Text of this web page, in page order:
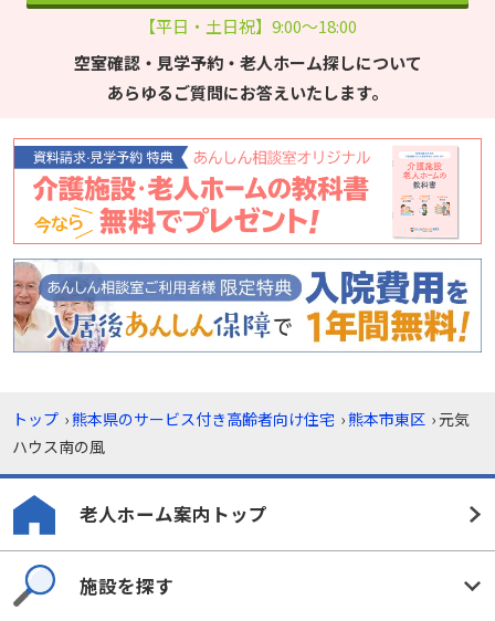
【平日・土日祝】9:00～18:00
空室確認・見学予約・老人ホーム探しについて
あらゆるご質問にお答えいたします。
トップ ›熊本県のサービス付き高齢者向け住宅 ›熊本市東区 ›元気
ハウス南の風
老人ホーム案内トップ
施設を探す